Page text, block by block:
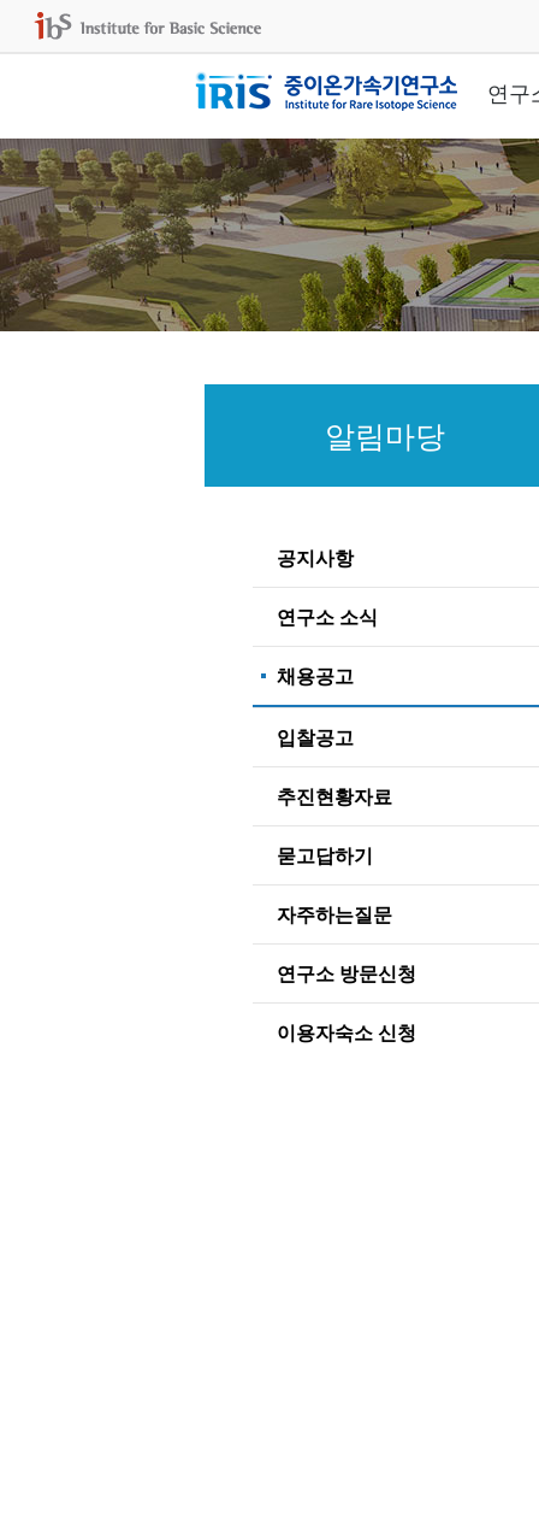
연구
알림마당
공지사항
연구소 소식
채용공고
입찰공고
추진현황자료
묻고답하기
자주하는질문
연구소 방문신청
이용자숙소 신청